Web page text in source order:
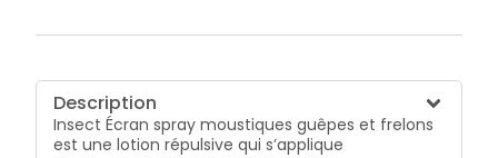
Description
Insect Écran spray moustiques guêpes et frelons
est une lotion répulsive qui s’applique